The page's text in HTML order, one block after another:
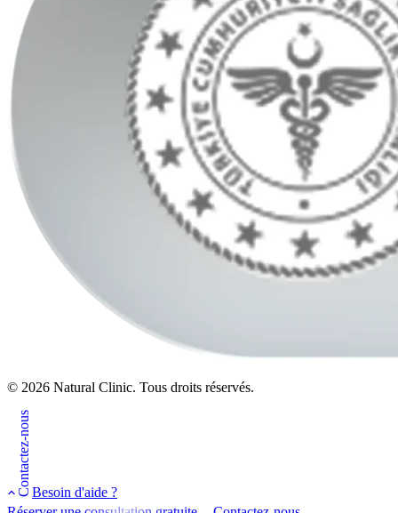
© 2026 Natural Clinic. Tous droits réservés.
Contactez-nous Besoin d'aide ?